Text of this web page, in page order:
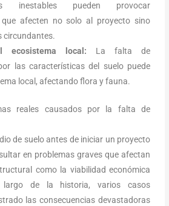
inestables pueden provocar
que afecten no solo al proyecto sino
circundantes.
ecosistema local: La falta de
las características del suelo puede
local, afectando flora y fauna.
reales causados por la falta de
de suelo antes de iniciar un proyecto
en problemas graves que afectan
como la viabilidad económica
de la historia, varios casos
las consecuencias devastadoras